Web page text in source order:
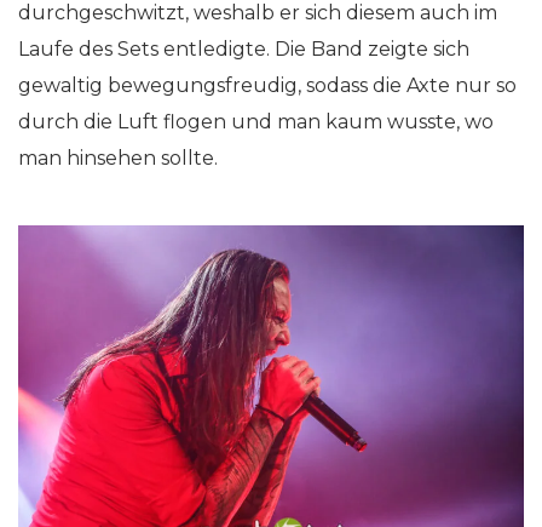
durchgeschwitzt, weshalb er sich diesem auch im
Laufe des Sets entledigte. Die Band zeigte sich
gewaltig bewegungsfreudig, sodass die Axte nur so
durch die Luft flogen und man kaum wusste, wo
man hinsehen sollte.